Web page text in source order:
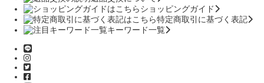
ショッピングガイド
特定商取引に基づく表記
キーワード一覧